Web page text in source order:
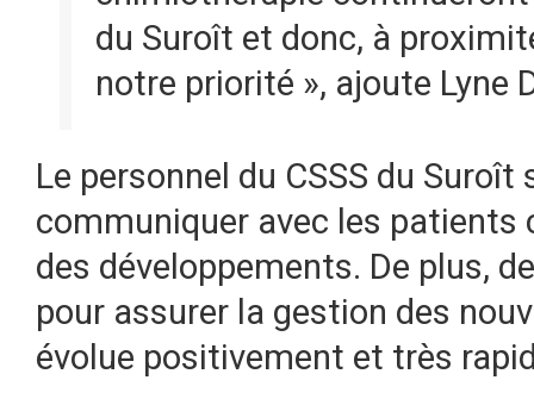
du Suroît et donc, à
notre priorité », ajoute Lyne
Le personnel du CSSS du Suroît
communiquer avec les patients
des développements. De plus,
pour assurer la gestion des
évolue positivement et très